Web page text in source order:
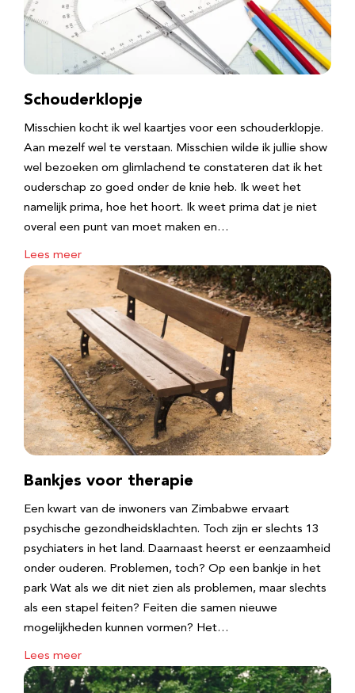
Schouderklopje
Misschien kocht ik wel kaartjes voor een schouderklopje.
Aan mezelf wel te verstaan. Misschien wilde ik jullie show
wel bezoeken om glimlachend te constateren dat ik het
ouderschap zo goed onder de knie heb. Ik weet het
namelijk prima, hoe het hoort. Ik weet prima dat je niet
overal een punt van moet maken en…
Lees meer
Bankjes voor therapie
Een kwart van de inwoners van Zimbabwe ervaart
psychische gezondheidsklachten. Toch zijn er slechts 13
psychiaters in het land. Daarnaast heerst er eenzaamheid
onder ouderen. Problemen, toch? Op een bankje in het
park Wat als we dit niet zien als problemen, maar slechts
als een stapel feiten? Feiten die samen nieuwe
mogelijkheden kunnen vormen? Het…
Lees meer